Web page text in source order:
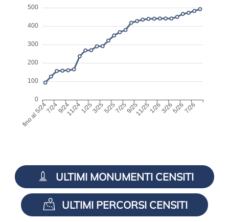
ULTIMI MONUMENTI CENSITI
ULTIMI PERCORSI CENSITI